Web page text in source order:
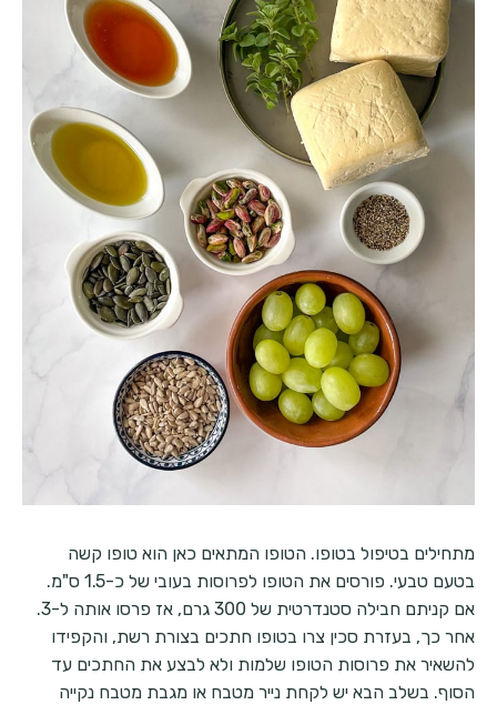
מתחילים בטיפול בטופו. הטופו המתאים כאן הוא טופו קשה
בטעם טבעי. פורסים את הטופו לפרוסות בעובי של כ-1.5 ס"מ.
אם קניתם חבילה סטנדרטית של 300 גרם, אז פרסו אותה ל-3.
אחר כך, בעזרת סכין צרו בטופו חתכים בצורת רשת, והקפידו
להשאיר את פרוסות הטופו שלמות ולא לבצע את החתכים עד
הסוף. בשלב הבא יש לקחת נייר מטבח או מגבת מטבח נקייה